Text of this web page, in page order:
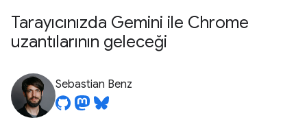
Tarayıcınızda Gemini ile Chrome
uzantılarının geleceği
Sebastian Benz